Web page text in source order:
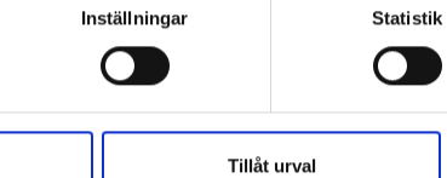
Inställningar Statistik
Tillåt urval
till och med 2021-08-31, med möjlig